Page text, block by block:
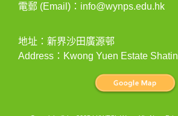
電郵 (Email)： info@wynps.edu.hk
地址：新界沙田廣源邨
Address：Kwong Yuen Estate Shatin